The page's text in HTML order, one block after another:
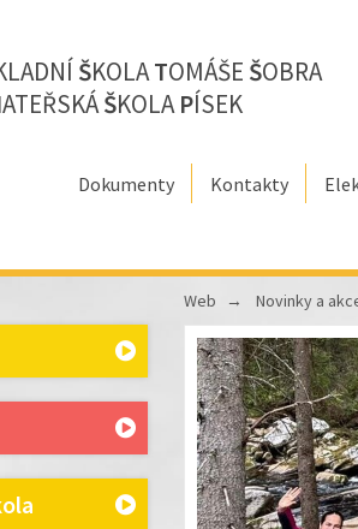
ŠKOLATOMÁŠE ŠOBRA
ATEŘSKÁŠKOLAPÍSEK
Dokumenty Kontakty
Web Novinky a